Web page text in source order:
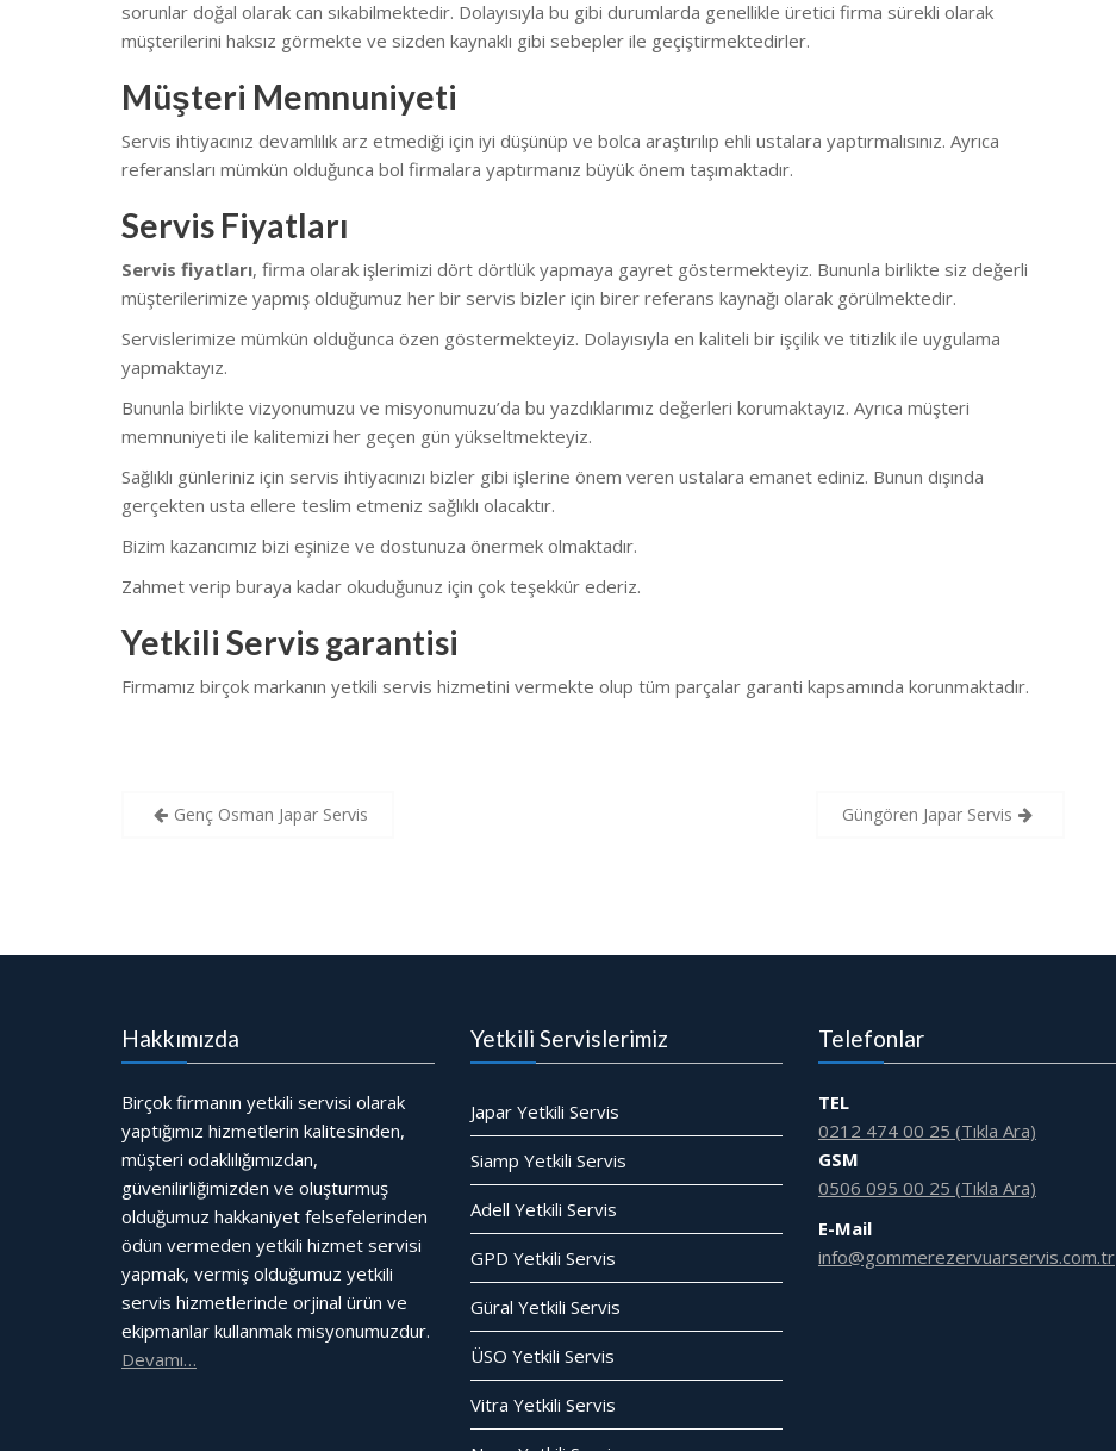
sorunlar doğal olarak can sıkabilmektedir. Dolayısıyla bu gibi durumlarda genellikle üretici firma sürekli olarak
müşterilerini haksız görmekte ve sizden kaynaklı gibi sebepler ile geçiştirmektedirler.
Müşteri Memnuniyeti
Servis ihtiyacınız devamlılık arz etmediği için iyi düşünüp ve bolca araştırılıp ehli ustalara yaptırmalısınız. Ayrıca
referansları mümkün olduğunca bol firmalara yaptırmanız büyük önem taşımaktadır.
Servis Fiyatları
Servis fiyatları, firma olarak işlerimizi dört dörtlük yapmaya gayret göstermekteyiz. Bununla birlikte siz değerli
müşterilerimize yapmış olduğumuz her bir servis bizler için birer referans kaynağı olarak görülmektedir.
Servislerimize mümkün olduğunca özen göstermekteyiz. Dolayısıyla en kaliteli bir işçilik ve titizlik ile uygulama
yapmaktayız.
Bununla birlikte vizyonumuzu ve misyonumuzu’da bu yazdıklarımız değerleri korumaktayız. Ayrıca müşteri
memnuniyeti ile kalitemizi her geçen gün yükseltmekteyiz.
Sağlıklı günleriniz için servis ihtiyacınızı bizler gibi işlerine önem veren ustalara emanet ediniz. Bunun dışında
gerçekten usta ellere teslim etmeniz sağlıklı olacaktır.
Bizim kazancımız bizi eşinize ve dostunuza önermek olmaktadır.
Zahmet verip buraya kadar okuduğunuz için çok teşekkür ederiz.
Yetkili Servis garantisi
Firmamız birçok markanın yetkili servis hizmetini vermekte olup tüm parçalar garanti kapsamında korunmaktadır.
YazıGenç Osman Japar Servis Güngören Japar Servis
Hakkımızda
Birçok firmanın yetkili servisi olarak
yaptığımız hizmetlerin kalitesinden,
müşteri odaklılığımızdan,
güvenilirliğimizden ve oluşturmuş
olduğumuz hakkaniyet felsefelerinden
ödün vermeden yetkili hizmet servisi
yapmak, vermiş olduğumuz yetkili
servis hizmetlerinde orjinal ürün ve
ekipmanlar kullanmak misyonumuzdur.
Devamı…
Yetkili Servislerimiz
Japar Yetkili Servis
Siamp Yetkili Servis
Adell Yetkili Servis
GPD Yetkili Servis
Güral Yetkili Servis
ÜSO Yetkili Servis
Vitra Yetkili Servis
Telefonlar
TEL
0212 474 00 25 (Tıkla Ara)
GSM
0506 095 00 25 (Tıkla Ara)
E-Mail
info@gommerezervuarservis.com.tr